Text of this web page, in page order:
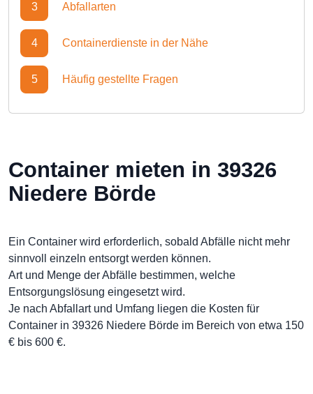
3 Abfallarten
4 Containerdienste in der Nähe
5 Häufig gestellte Fragen
Container mieten in 39326
Niedere Börde
Ein Container wird erforderlich, sobald Abfälle nicht mehr
sinnvoll einzeln entsorgt werden können.
Art und Menge der Abfälle bestimmen, welche
Entsorgungslösung eingesetzt wird.
Je nach Abfallart und Umfang liegen die Kosten für
Container in 39326 Niedere Börde im Bereich von etwa 150
€ bis 600 €.